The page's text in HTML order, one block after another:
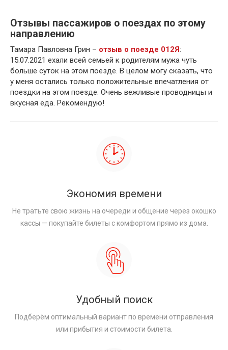
Отзывы пассажиров о поездах по этому
направлению
Тамара Павловна Грин – отзыв о поезде 012Я:
15.07.2021 ехали всей семьей к родителям мужа чуть
больше суток на этом поезде. В целом могу сказать, что
у меня остались только положительные впечатления от
поездки на этом поезде. Очень вежливые проводницы и
вкусная еда. Рекомендую!
Экономия времени
Не тратьте свою жизнь на очереди и общение через окошко
кассы — покупайте билеты с комфортом прямо из дома.
Удобный поиск
Подберём оптимальный вариант по времени отправления
или прибытия и стоимости билета.